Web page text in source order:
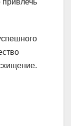
привлечь